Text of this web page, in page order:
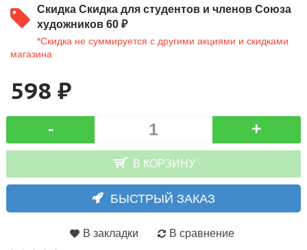
Скидка Скидка для студентов и членов Союза
художников 60 ₽
*Скидка не суммируется с другими акциями и скидками
магазина
598 ₽
- +
В КОРЗИНУ
БЫСТРЫЙ ЗАКАЗ
В закладки В сравнение